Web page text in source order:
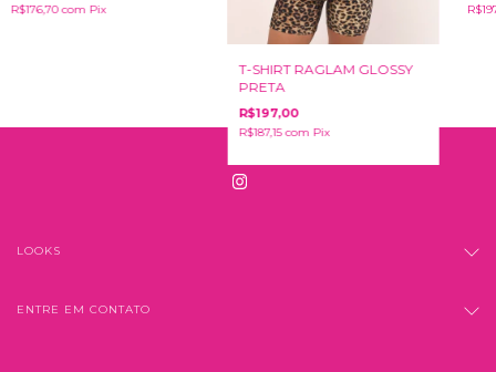
R$176,70com Pix
T-SHIRT RAGLAM GLOSSY
PRETA
R$197,00
R$187,15com Pix
LOOKS
ENTRE EM CONTATO